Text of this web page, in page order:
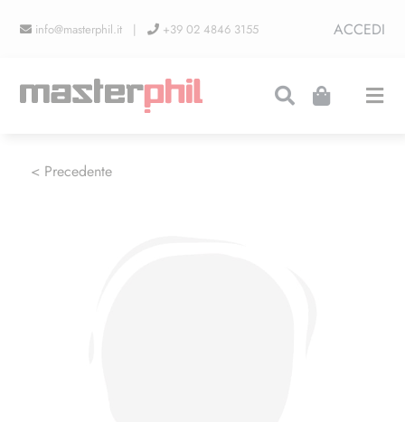
info@masterphil.it | +39 02 4846 3155 ACCEDI
< Precedente